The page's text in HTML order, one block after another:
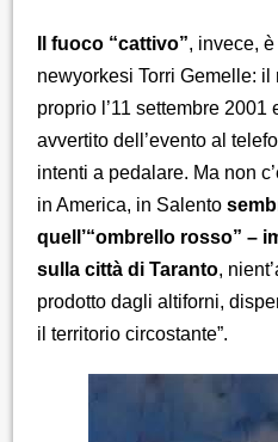
Il fuoco “cattivo”, invece, è
newyorkesi Torri Gemelle:
proprio l’11 settembre
avvertito dell’evento al
intenti a pedalare. Ma non
in America, in Salento
quell’“ombrello rosso” –
sulla città di Taranto,
prodotto dagli altiforni,
il territorio circostante”.